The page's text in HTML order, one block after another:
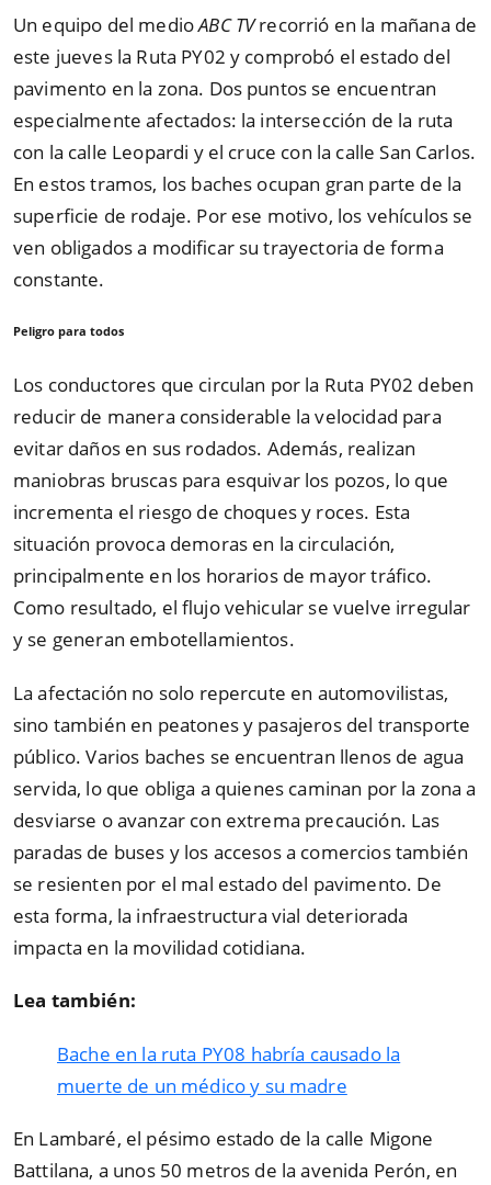
Un equipo del medioABC TVrecorrió en la mañana de
este jueves la Ruta PY02 y comprobó el estado del
pavimento en la zona. Dos puntos se encuentran
especialmente afectados: la intersección de la ruta
con la calle Leopardi y el cruce con la calle San Carlos.
En estos tramos, los baches ocupan gran parte de la
superficie de rodaje. Por ese motivo, los vehículos se
ven obligados a modificar su trayectoria de forma
constante.
Peligro para todos
Los conductores que circulan por la Ruta PY02 deben
reducir de manera considerable la velocidad para
evitar daños en sus rodados. Además, realizan
maniobras bruscas para esquivar los pozos, lo que
incrementa el riesgo de choques y roces. Esta
situación provoca demoras en la circulación,
principalmente en los horarios de mayor tráfico.
Como resultado, el flujo vehicular se vuelve irregular
y se generan embotellamientos.
La afectación no solo repercute en automovilistas,
sino también en peatones y pasajeros del transporte
público. Varios baches se encuentran llenos de agua
servida, lo que obliga a quienes caminan por la zona a
desviarse o avanzar con extrema precaución. Las
paradas de buses y los accesos a comercios también
se resienten por el mal estado del pavimento. De
esta forma, la infraestructura vial deteriorada
impacta en la movilidad cotidiana.
Lea también:
Bache en la ruta PY08 habría causado la
muerte de un médico y su madre
En Lambaré, el pésimo estado de la calle Migone
Battilana, a unos 50 metros de la avenida Perón, en